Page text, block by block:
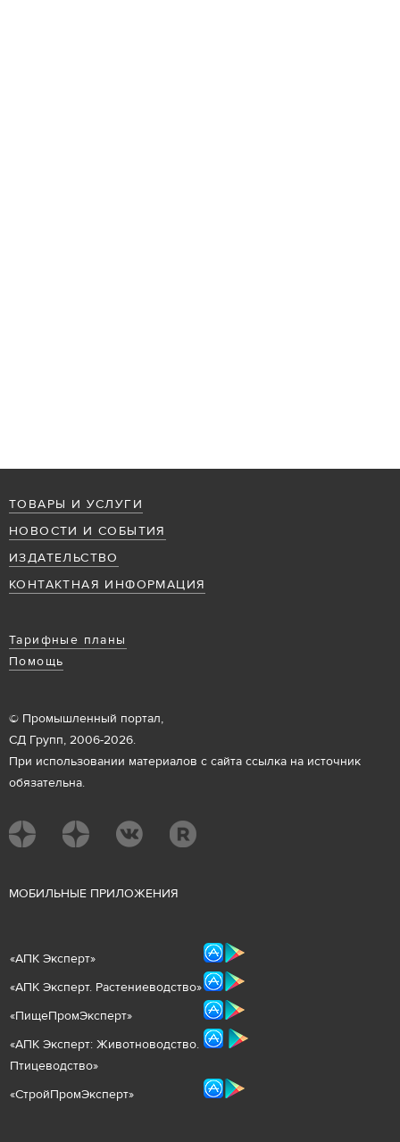
ТОВАРЫ И УСЛУГИ
НОВОСТИ И СОБЫТИЯ
ИЗДАТЕЛЬСТВО
КОНТАКТНАЯ ИНФОРМАЦИЯ
Тарифные планы
Помощь
© Промышленный портал,
СД Групп, 2006-2026.
При использовании материалов с сайта ссылка на источник
обязательна.
МОБИЛЬНЫЕ ПРИЛОЖЕНИЯ
«АПК Эксперт»
«АПК Эксперт. Растениеводство»
«ПищеПромЭксперт»
«АПК Эксперт: Животноводство.
Птицеводство»
«СтройПромЭксперт»